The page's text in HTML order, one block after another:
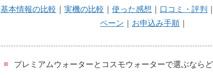
基本情報の比較 ｜ 実機の比較 ｜ 使った感想 ｜ 口コミ・評判 ｜
ペーン ｜ お申込み手順 ｜
プレミアムウォーターとコスモウォーターで選ぶなら